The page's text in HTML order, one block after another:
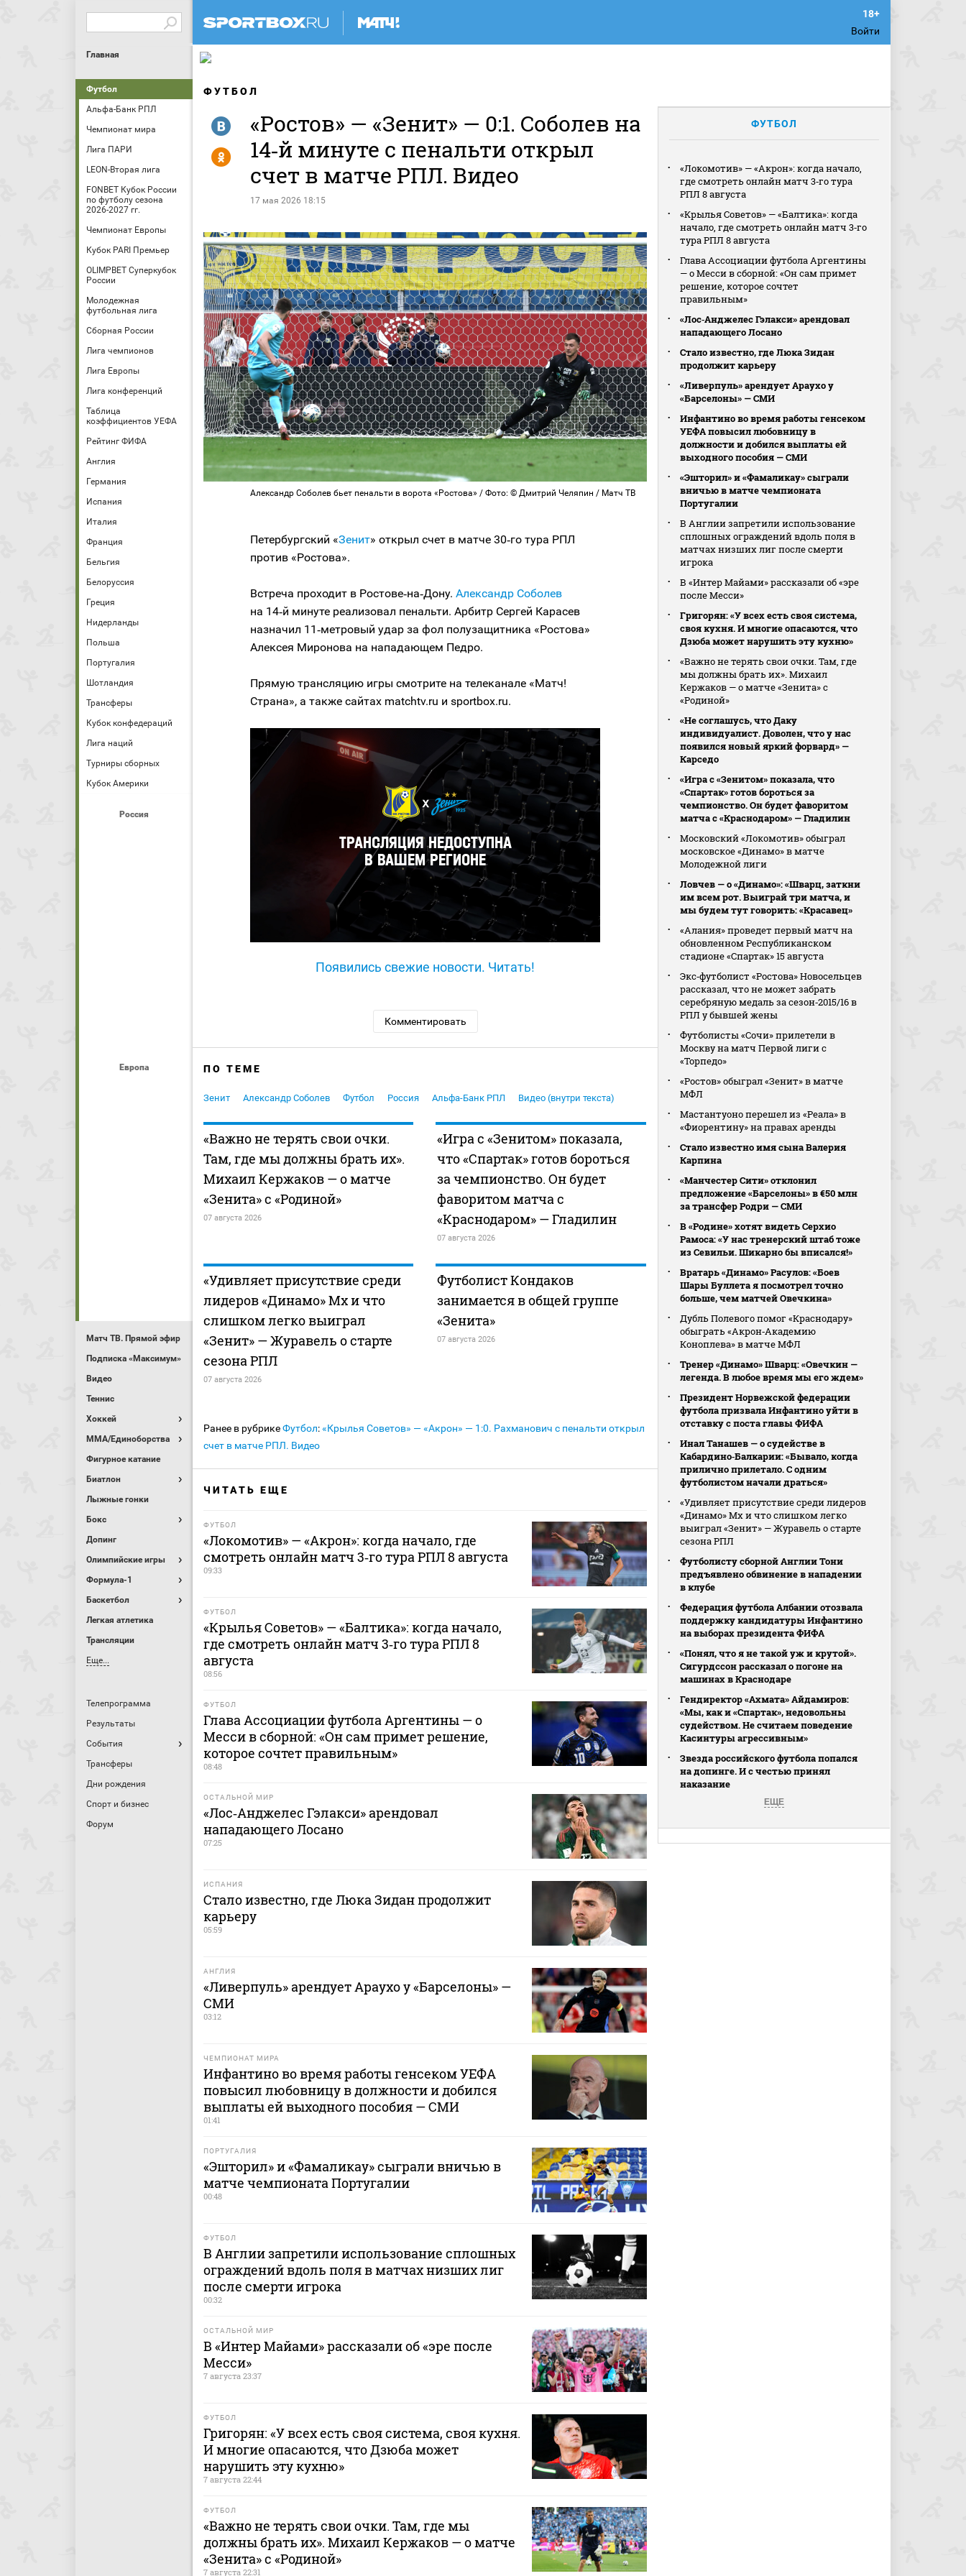
Войти
Главная
Футбол
Альфа-Банк РПЛ
Чемпионат мира
Лига ПАРИ
LEON-Вторая лига
FONBET Кубок России
по футболу сезона
2026-2027 гг.
Чемпионат Европы
Кубок PARI Премьер
OLIMPBET Суперкубок
России
Молодежная
футбольная лига
Сборная России
Лига чемпионов
Лига Европы
Лига конференций
Таблица
коэффициентов УЕФА
Рейтинг ФИФА
Англия
Германия
Испания
Италия
Франция
Бельгия
Белоруссия
Греция
Нидерланды
Польша
Португалия
Шотландия
Трансферы
Кубок конфедераций
Лига наций
Турниры сборных
Кубок Америки
Россия
Европа
Матч ТВ. Прямой эфир
Подписка «Максимум»
Видео
Теннис
Хоккей
MMA/Единоборства
Фигурное катание
Биатлон
Лыжные гонки
Бокс
Допинг
Олимпийские игры
Формула-1
Баскетбол
Легкая атлетика
Трансляции
Еще...
Телепрограмма
Результаты
События
Трансферы
Дни рождения
Спорт и бизнес
Форум
ФУТБОЛ
«Ростов» — «Зенит» — 0:1. Соболев на
14‑й минуте с пенальти открыл
счет в матче РПЛ. Видео
17 мая 2026 18:15
R
Y
Александр Соболев бьет пенальти в ворота «Ростова» / Фото: © Дмитрий Челяпин / Матч ТВ
Петербургский «Зенит» открыл счет в матче 30‑го тура РПЛ
против «Ростова».
Встреча проходит в Ростове‑на‑Дону. Александр Соболев
на 14‑й минуте реализовал пенальти. Арбитр Сергей Карасев
назначил 11‑метровый удар за фол полузащитника «Ростова»
Алексея Миронова на нападающем Педро.
Прямую трансляцию игры смотрите на телеканале «Матч!
Страна», а также сайтах matchtv.ru и sportbox.ru.
Появились свежие новости. Читать!
Комментировать
ПО ТЕМЕ
Зенит Александр Соболев Футбол Россия Альфа-Банк РПЛ Видео (внутри текста)
«Важно не терять свои очки.
Там, где мы должны брать их».
Михаил Кержаков — о матче
«Зенита» с «Родиной»
07 августа 2026
«Игра с «Зенитом» показала,
что «Спартак» готов бороться
за чемпионство. Он будет
фаворитом матча с
«Краснодаром» — Гладилин
07 августа 2026
«Удивляет присутствие среди
лидеров «Динамо» Мх и что
слишком легко выиграл
«Зенит» — Журавель о старте
сезона РПЛ
07 августа 2026
Футболист Кондаков
занимается в общей группе
«Зенита»
07 августа 2026
Ранее в рубрикеФутбол:«Крылья Советов» — «Акрон» — 1:0. Рахманович с пенальти открыл
счет в матче РПЛ. Видео
ЧИТАТЬ ЕЩЕ
ФУТБОЛ
«Локомотив» — «Акрон»: когда начало, где
смотреть онлайн матч 3‑го тура РПЛ 8 августа
09:33
ФУТБОЛ
«Крылья Советов» — «Балтика»: когда начало,
где смотреть онлайн матч 3‑го тура РПЛ 8
августа
08:56
ФУТБОЛ
Глава Ассоциации футбола Аргентины — о
Месси в сборной: «Он сам примет решение,
которое сочтет правильным»
08:48
ОСТАЛЬНОЙ МИР
«Лос‑Анджелес Гэлакси» арендовал
нападающего Лосано
07:25
ИСПАНИЯ
Стало известно, где Люка Зидан продолжит
карьеру
05:59
АНГЛИЯ
«Ливерпуль» арендует Араухо у «Барселоны» —
СМИ
03:12
ЧЕМПИОНАТ МИРА
Инфантино во время работы генсеком УЕФА
повысил любовницу в должности и добился
выплаты ей выходного пособия — СМИ
01:41
ПОРТУГАЛИЯ
«Эшторил» и «Фамаликау» сыграли вничью в
матче чемпионата Португалии
00:48
ФУТБОЛ
В Англии запретили использование сплошных
ограждений вдоль поля в матчах низших лиг
после смерти игрока
00:32
ОСТАЛЬНОЙ МИР
В «Интер Майами» рассказали об «эре после
Месси»
7 августа 23:37
ФУТБОЛ
Григорян: «У всех есть своя система, своя кухня.
И многие опасаются, что Дзюба может
нарушить эту кухню»
7 августа 22:44
ФУТБОЛ
«Важно не терять свои очки. Там, где мы
должны брать их». Михаил Кержаков — о матче
«Зенита» с «Родиной»
7 августа 22:31
ФУТБОЛ
«Локомотив» — «Акрон»: когда начало,
где смотреть онлайн матч 3‑го тура
РПЛ 8 августа
«Крылья Советов» — «Балтика»: когда
начало, где смотреть онлайн матч 3‑го
тура РПЛ 8 августа
Глава Ассоциации футбола Аргентины
— о Месси в сборной: «Он сам примет
решение, которое сочтет
правильным»
«Лос‑Анджелес Гэлакси» арендовал
нападающего Лосано
Стало известно, где Люка Зидан
продолжит карьеру
«Ливерпуль» арендует Араухо у
«Барселоны» — СМИ
Инфантино во время работы генсеком
УЕФА повысил любовницу в
должности и добился выплаты ей
выходного пособия — СМИ
«Эшторил» и «Фамаликау» сыграли
вничью в матче чемпионата
Португалии
В Англии запретили использование
сплошных ограждений вдоль поля в
матчах низших лиг после смерти
игрока
В «Интер Майами» рассказали об «эре
после Месси»
Григорян: «У всех есть своя система,
своя кухня. И многие опасаются, что
Дзюба может нарушить эту кухню»
«Важно не терять свои очки. Там, где
мы должны брать их». Михаил
Кержаков — о матче «Зенита» с
«Родиной»
«Не соглашусь, что Даку
индивидуалист. Доволен, что у нас
появился новый яркий форвард» —
Карседо
«Игра с «Зенитом» показала, что
«Спартак» готов бороться за
чемпионство. Он будет фаворитом
матча с «Краснодаром» — Гладилин
Московский «Локомотив» обыграл
московское «Динамо» в матче
Молодежной лиги
Ловчев — о «Динамо»: «Шварц, заткни
им всем рот. Выиграй три матча, и
мы будем тут говорить: «Красавец»
«Алания» проведет первый матч на
обновленном Республиканском
стадионе «Спартак» 15 августа
Экс‑футболист «Ростова» Новосельцев
рассказал, что не может забрать
серебряную медаль за сезон‑2015/16 в
РПЛ у бывшей жены
Футболисты «Сочи» прилетели в
Москву на матч Первой лиги с
«Торпедо»
«Ростов» обыграл «Зенит» в матче
МФЛ
Мастантуоно перешел из «Реала» в
«Фиорентину» на правах аренды
Стало известно имя сына Валерия
Карпина
«Манчестер Сити» отклонил
предложение «Барселоны» в €50 млн
за трансфер Родри — СМИ
В «Родине» хотят видеть Серхио
Рамоса: «У нас тренерский штаб тоже
из Севильи. Шикарно бы вписался!»
Вратарь «Динамо» Расулов: «Боев
Шары Буллета я посмотрел точно
больше, чем матчей Овечкина»
Дубль Полевого помог «Краснодару»
обыграть «Акрон‑Академию
Коноплева» в матче МФЛ
Тренер «Динамо» Шварц: «Овечкин —
легенда. В любое время мы его ждем»
Президент Норвежской федерации
футбола призвала Инфантино уйти в
отставку с поста главы ФИФА
Инал Танашев — о судействе в
Кабардино‑Балкарии: «Бывало, когда
прилично прилетало. С одним
футболистом начали драться»
«Удивляет присутствие среди лидеров
«Динамо» Мх и что слишком легко
выиграл «Зенит» — Журавель о старте
сезона РПЛ
Футболисту сборной Англии Тони
предъявлено обвинение в нападении
в клубе
Федерация футбола Албании отозвала
поддержку кандидатуры Инфантино
на выборах президента ФИФА
«Понял, что я не такой уж и крутой».
Сигурдссон рассказал о погоне на
машинах в Краснодаре
Гендиректор «Ахмата» Айдамиров:
«Мы, как и «Спартак», недовольны
судейством. Не считаем поведение
Касинтуры агрессивным»
Звезда российского футбола попался
на допинге. И с честью принял
наказание
ЕЩЕ